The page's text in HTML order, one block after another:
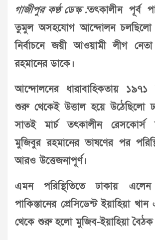
গাজীপুর কণ্ঠ ডেস্ক :তৎকালীন পূর্ব
তুমুল অসহযোগ আন্দোলন চলছিলো
নির্বাচনে জয়ী আওয়ামী লীগ
রহমানের ডাকে।
আন্দোলনের ধারাবাহিকতায় ১৯৭১
শুরু থেকেই উত্তাল হয়ে উঠেছিলো
সাতই মার্চ তৎকালীন রেসকোর্স
মুজিবুর রহমানের ভাষণের পর
আরও উত্তেজনাপূর্ণ।
এমন পরিস্থিতিতে ঢাকায়
পাকিস্তানের প্রেসিডেন্ট ইয়াহিয়া
থেকে শুরু হলো মুজিব-ইয়াহিয়া